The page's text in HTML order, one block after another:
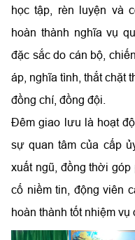
học tập, rèn luyện và
hoàn thành nghĩa vụ
đặc sắc do cán bộ,
áp, nghĩa tình, thắt chặt
đồng chí, đồng đội.
Đêm giao lưu là hoạt
sự quan tâm của cấp
xuất ngũ, đồng thời góp
cố niềm tin, động viên
hoàn thành tốt nhiệm vụ